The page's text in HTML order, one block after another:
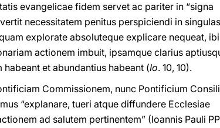
evangelicae fidem servet ac pariter in “signa
necessitatem penitus perspiciendi in singulas
explorate absoluteque explicare nequeat, ibi
actionem imbuit, ipsamque clarius
et abundantius habeant (Io. 10, 10).
Commissionem, nunc Pontificium
“explanare, tueri atque diffundere Ecclesiae
ad salutem pertinentem” (Ioannis Pauli